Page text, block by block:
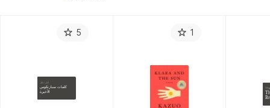
5
أمل دنقل
كلمات سبارتكوس
الأخيرة
1